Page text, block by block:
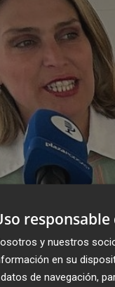
responsable
y nuestros
en su
de navegación,